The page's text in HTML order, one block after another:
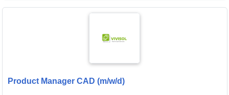
Product Manager CAD (m/w/d)